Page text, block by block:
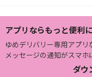
アプリならもっと便利
ゆめデリバリー専用アプリ
メッセージの通知がスマホ
ダウ